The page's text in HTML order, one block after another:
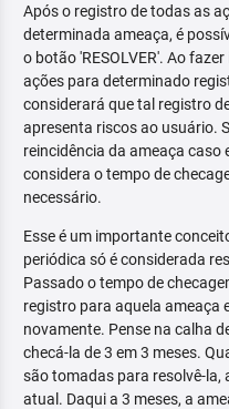
Após o registro de todas as
determinada ameaça, é
o botão 'RESOLVER'. Ao
ações para determinado
considerará que tal registro
apresenta riscos ao usuário.
reincidência da ameaça caso
considera o tempo de
necessário.
Esse é um importante
periódica só é considerada
Passado o tempo de
registro para aquela ameaça
novamente. Pense na calha
checá-la de 3 em 3 meses.
são tomadas para resolvê-la,
atual. Daqui a 3 meses, a